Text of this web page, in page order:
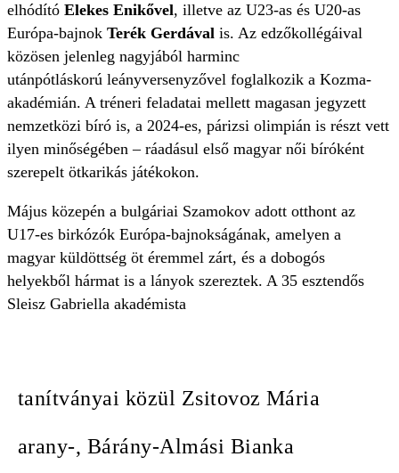
elhódító Elekes Enikővel, illetve az U23-as és U20-as
Európa-bajnok Terék Gerdával is. Az edzőkollégáival
közösen jelenleg nagyjából harminc
utánpótláskorú leányversenyzővel foglalkozik a Kozma-
akadémián. A tréneri feladatai mellett magasan jegyzett
nemzetközi bíró is, a 2024-es, párizsi olimpián is részt vett
ilyen minőségében – ráadásul első magyar női bíróként
szerepelt ötkarikás játékokon.
Május közepén a bulgáriai Szamokov adott otthont az
U17-es birkózók Európa-bajnokságának, amelyen a
magyar küldöttség öt éremmel zárt, és a dobogós
helyekből hármat is a lányok szereztek. A 35 esztendős
Sleisz Gabriella akadémista
tanítványai közül Zsitovoz Mária
arany-, Bárány-Almási Bianka